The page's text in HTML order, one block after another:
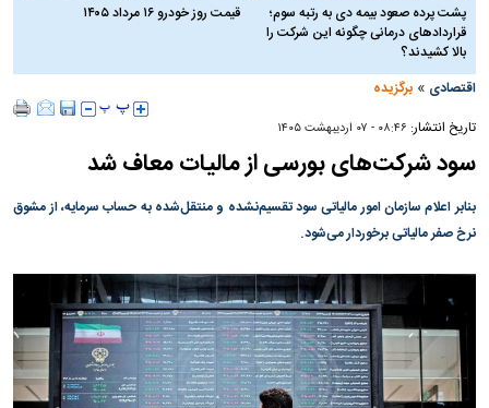
پشت پرده صعود بیمه دی به رتبه سوم؛
قراردادهای درمانی چگونه این شرکت را
بالا کشیدند؟
قیمت روز خودرو ۱۶ مرداد ۱۴۰۵
اقتصادی »برگزیده
تاریخ انتشار: ۰۸:۴۶ - ۰۷ ارديبهشت ۱۴۰۵
سود شرکت‌های بورسی از مالیات معاف شد
بنابر اعلام سازمان امور مالیاتی سود تقسیم‌نشده و منتقل‌شده به حساب سرمایه، از مشوق
نرخ صفر مالیاتی برخوردار می‌شود.